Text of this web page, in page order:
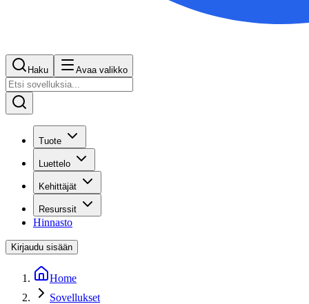
Haku Avaa valikko
Tuote
Luettelo
Kehittäjät
Resurssit
Hinnasto
Kirjaudu sisään
Home
Sovellukset